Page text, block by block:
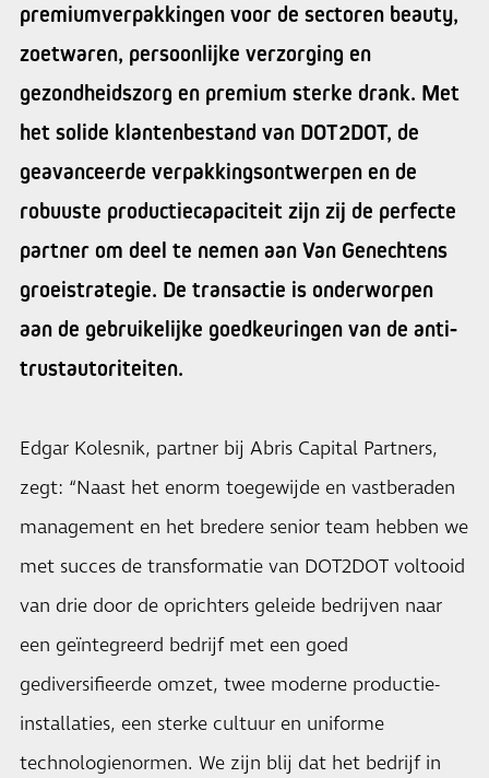
premiumverpakkingen voor de sectoren beauty,
zoetwaren, persoonlijke verzorging en
gezondheidszorg en premium sterke drank. Met
het solide klantenbestand van DOT2DOT, de
geavanceerde verpakkingsontwerpen en de
robuuste productiecapaciteit zijn zij de perfecte
partner om deel te nemen aan Van Genechtens
groeistrategie. De transactie is onderworpen
aan de gebruikelijke goedkeuringen van de anti-
trustautoriteiten.
Edgar Kolesnik, partner bij Abris Capital Partners,
zegt: “Naast het enorm toegewijde en vastberaden
management en het bredere senior team hebben we
met succes de transformatie van DOT2DOT voltooid
van drie door de oprichters geleide bedrijven naar
een geïntegreerd bedrijf met een goed
gediversifieerde omzet, twee moderne productie-
installaties, een sterke cultuur en uniforme
technologienormen. We zijn blij dat het bedrijf in